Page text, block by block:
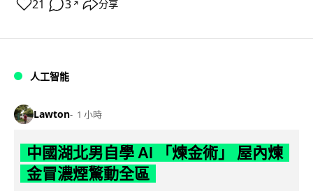
21 3 ↗ 分享
人工智能
Lawton 1 小時
中國湖北男自學 AI 「煉金術」 屋內煉
金冒濃煙驚動全區